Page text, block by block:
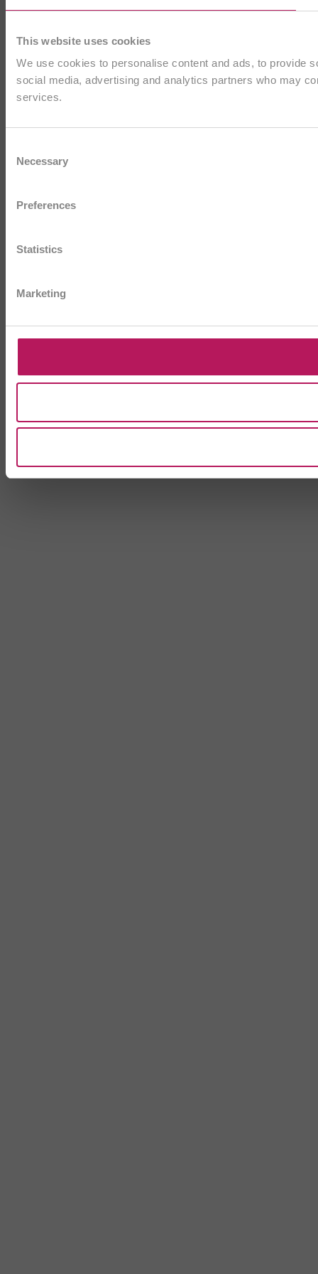
This website uses cookies
We use cookies to personalise content and ads, to provide
social media, advertising and analytics partners who may
services.
Selection
Necessary
Preferences
Statistics
Marketing